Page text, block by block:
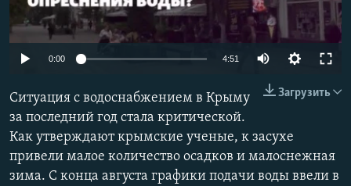
ПОБЕДИТЕЛЕЙ НЕ СУДЯТ?
КРЫМ.НЕПОКОРЕННЫЙ
УКРАИНСКАЯ ПРОБЛЕМА КРЫМА
ПРИСОЕДИНЯЙТЕСЬ!
Все сайты RFE/RL
Auto 480p
0:00 4:51
240p
480p
Загрузить
Ситуация с водоснабжением в Крыму
за последний год стала критической.
Как утверждают крымские ученые, к засухе
привели малое количество осадков и малоснежная
зима. С конца августа графики подачи воды ввели в